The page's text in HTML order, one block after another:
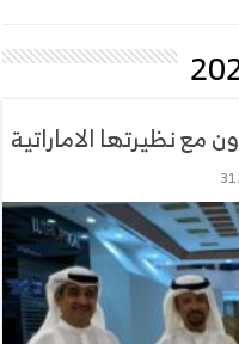
مع نظيرتها الاماراتية